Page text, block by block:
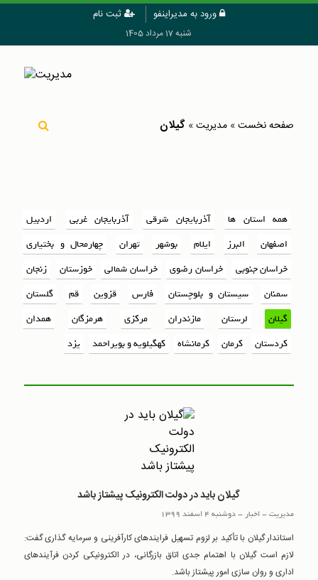
ورود به مدیراینفو ثبت نام
شنبه 17 مرداد 1405
صفحه نخست» مدیریت» گیلان
همه استان ها آذربایجان شرقی آذربایجان غربی
اردبیل
اصفهان
البرز ایلام بوشهر تهران
چهارمحال و بختیاری
خراسان جنوبی
خراسان رضوی خراسان شمالی خوزستان
زنجان
سمنان
سیستان و بلوچستان فارس قزوین قم
گلستان
گیلان
لرستان مازندران مرکزی هرمزگان
همدان
کردستان
کرمان کرمانشاه کهگیلویه و بویراحمد یزد
گیلان باید در دولت الکترونیک پیشتاز باشد
مدیریت-اخبار -دوشنبه 4 اسفند 1399
استاندار گیلان با تأکید بر لزوم تسهیل فرایندهای کارآفرینی و سرمایه گذاری گفت:
لازم است گیلان با اهتمام جدی اتاق بازرگانی، در الکترونیکی کردن فرآیندهای
اداری و روان سازی امور پیشتاز باشد.